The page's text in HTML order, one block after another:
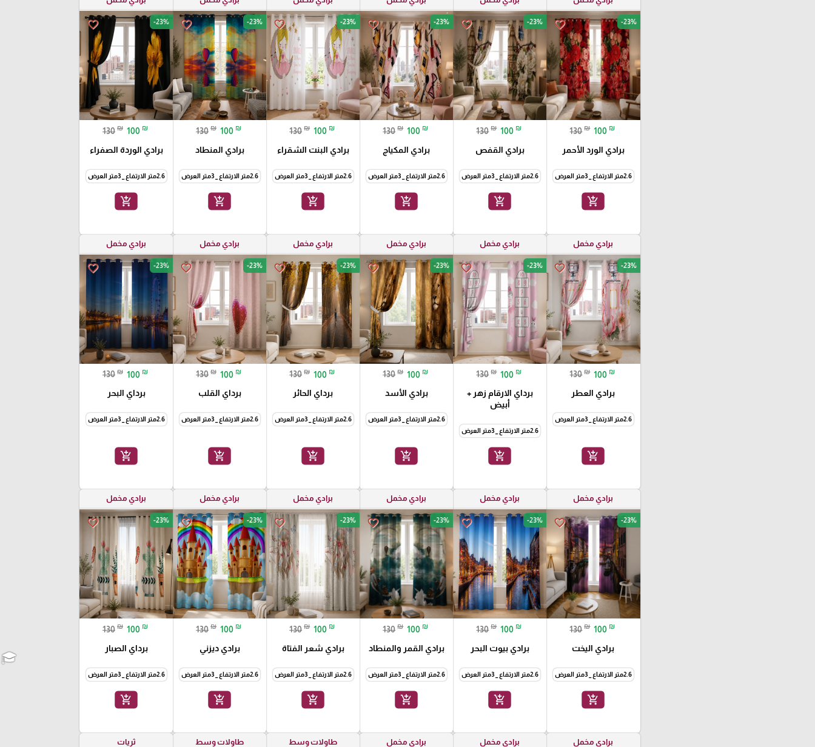
favorite_border -23%
130 ₪ 100 ₪
برادي الورد الأحمر
2.6متر الارتفاع _ 3متر العرض
add_shopping_cart
favorite_border -23%
130 ₪ 100 ₪
برادي القفص
2.6متر الارتفاع _ 3متر العرض
add_shopping_cart
favorite_border -23%
130 ₪ 100 ₪
برادي المكياج
2.6متر الارتفاع _ 3متر العرض
add_shopping_cart
favorite_border -23%
130 ₪ 100 ₪
برادي البنت الشقراء
2.6متر الارتفاع _ 3متر العرض
add_shopping_cart
favorite_border -23%
130 ₪ 100 ₪
برادي المنطاد
2.6متر الارتفاع _ 3متر العرض
add_shopping_cart
favorite_border -23%
130 ₪ 100 ₪
برادي الوردة الصفراء
2.6متر الارتفاع _ 3متر العرض
add_shopping_cart
برادي مخمل
favorite_border -23%
130 ₪ 100 ₪
برادي العطر
2.6متر الارتفاع _ 3متر العرض
add_shopping_cart
برادي مخمل
favorite_border -23%
130 ₪ 100 ₪
برداي الارقام زهر +
أبيض
2.6متر الارتفاع _ 3متر العرض
add_shopping_cart
برادي مخمل
favorite_border -23%
130 ₪ 100 ₪
برادي الأسد
2.6متر الارتفاع _ 3متر العرض
add_shopping_cart
برادي مخمل
favorite_border -23%
130 ₪ 100 ₪
برداي الحائر
2.6متر الارتفاع _ 3متر العرض
add_shopping_cart
برادي مخمل
favorite_border -23%
130 ₪ 100 ₪
برداي القلب
2.6متر الارتفاع _ 3متر العرض
add_shopping_cart
برادي مخمل
favorite_border -23%
130 ₪ 100 ₪
برداي البحر
2.6متر الارتفاع _ 3متر العرض
add_shopping_cart
برادي مخمل
favorite_border -23%
130 ₪ 100 ₪
برادي اليخت
2.6متر الارتفاع _ 3متر العرض
add_shopping_cart
برادي مخمل
favorite_border -23%
130 ₪ 100 ₪
برادي بيوت البحر
2.6متر الارتفاع _ 3متر العرض
add_shopping_cart
برادي مخمل
favorite_border -23%
130 ₪ 100 ₪
برادي القمر والمنطاد
2.6متر الارتفاع _ 3متر العرض
add_shopping_cart
برادي مخمل
favorite_border -23%
130 ₪ 100 ₪
برادي شعر الفتاة
2.6متر الارتفاع _ 3متر العرض
add_shopping_cart
برادي مخمل
favorite_border -23%
130 ₪ 100 ₪
برادي ديزني
2.6متر الارتفاع _ 3متر العرض
add_shopping_cart
برادي مخمل
favorite_border -23%
130 ₪ 100 ₪
برداي الصبار
2.6متر الارتفاع _ 3متر العرض
add_shopping_cart
برادي مخمل برادي مخمل برادي مخمل طاولات وسط طاولات وسط ثريات